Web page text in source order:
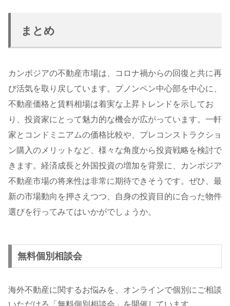
まとめ
カンボジアの不動産市場は、コロナ禍からの回復と共に再
び活気を取り戻しています。プノンペン中心部を中心に、
不動産価格と賃料相場は着実な上昇トレンドを示してお
り、投資家にとって魅力的な機会が広がっています。一軒
家とコンドミニアムの価格比較や、プレコンストラクショ
ン購入のメリットなど、様々な角度から投資戦略を検討で
きます。経済成長と外国投資の増加を背景に、カンボジア
不動産市場の将来性は非常に期待できそうです。ぜひ、最
新の市場動向を押さえつつ、自身の投資目的に合った物件
選びを行ってみてはいかがでしょうか。
無料個別相談会
海外不動産に関するお悩みを、オンラインで個別にご相談
いただける「無料個別相談会」を開催しています。